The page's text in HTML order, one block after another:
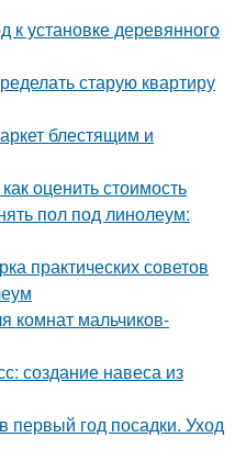
установке деревянного
старую квартиру
блестящим и
оценить стоимость
пол под линолеум:
практических советов
мальчиков-
создание навеса из
первый год посадки. Уход